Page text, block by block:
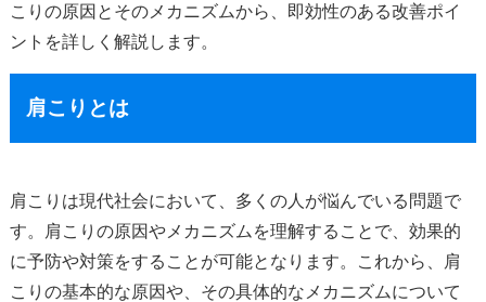
こりの原因とそのメカニズムから、即効性のある改善ポイ
ントを詳しく解説します。
肩こりとは
肩こりは現代社会において、多くの人が悩んでいる問題で
す。肩こりの原因やメカニズムを理解することで、効果的
に予防や対策をすることが可能となります。これから、肩
こりの基本的な原因や、その具体的なメカニズムについて